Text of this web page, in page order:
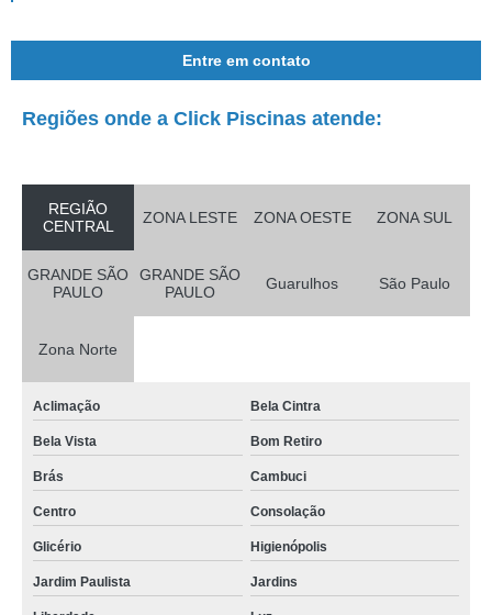
Entre em contato
Regiões onde a Click Piscinas atende:
REGIÃO
CENTRAL
ZONA LESTE ZONA OESTE ZONA SUL
GRANDE SÃO
PAULO
GRANDE SÃO
PAULO
Guarulhos São Paulo
Zona Norte
Aclimação Bela Cintra
Bela Vista Bom Retiro
Brás Cambuci
Centro Consolação
Glicério Higienópolis
Jardim Paulista Jardins